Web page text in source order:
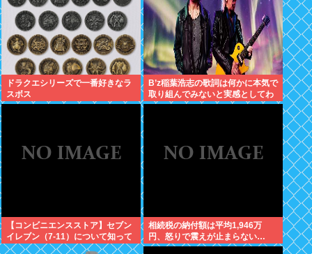
ドラクエシリーズで一番好きなラ
スボス
B’z稲葉浩志の歌詞は何かに本気で
取り組んでみないと実感としてわ
からない
【コンビニエンスストア】セブン
イレブン（7-11）について知って
いること
相続税の納付額は平均1,946万
円、怒りで震えが止まらない…